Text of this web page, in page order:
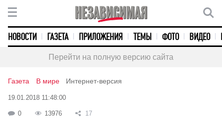
НОВОСТИ ГАЗЕТА ПРИЛОЖЕНИЯ ТЕМЫ ФОТО ВИДЕО
Перейти на полную версию сайта
Газета В мире Интернет-версия
19.01.2018 11:48:00
0 13976 17